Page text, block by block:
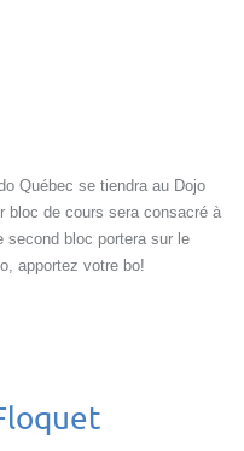
Québec se tiendra au Dojo
bloc de cours sera consacré à
second bloc portera sur le
apportez votre bo!